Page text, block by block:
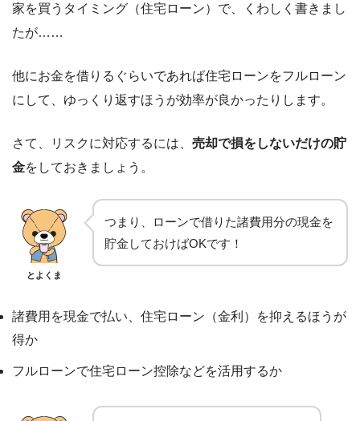
家を買うタイミング（住宅ローン）で、くわしく書きまし
たが……
他にお金を借りるぐらいであれば住宅ローンをフルローン
にして、ゆっくり返すほうが効率が良かったりします。
さて、リスクに対応するには、 売却で損をしないだけの貯
金をしておきましょう。
とよくま
つまり、ローンで借りた諸費用分の現金を
貯金しておけばOKです！
諸費用を現金で払い、住宅ローン（金利）を抑えるほうが
得か
フルローンで住宅ローン控除などを活用するか